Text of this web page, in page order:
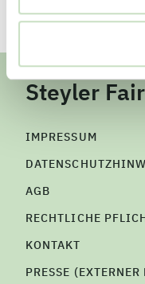
Steyler
IMPRESSUM
AGB
RECHTLICHE
KONTAKT
PRESSE